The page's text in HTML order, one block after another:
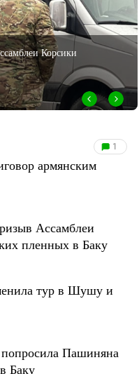
АРМЯН: 100 ЛЕТ
И ОТРИЦАНИЙ
в Шушу и Степанакерт
1
армянским
Ассамблеи
пленных в Баку
тур в Шушу и
Пашиняна
Баку